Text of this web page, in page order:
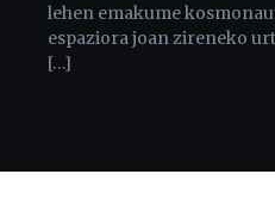
lehen emakume
espaziora joan zireneko
[…]